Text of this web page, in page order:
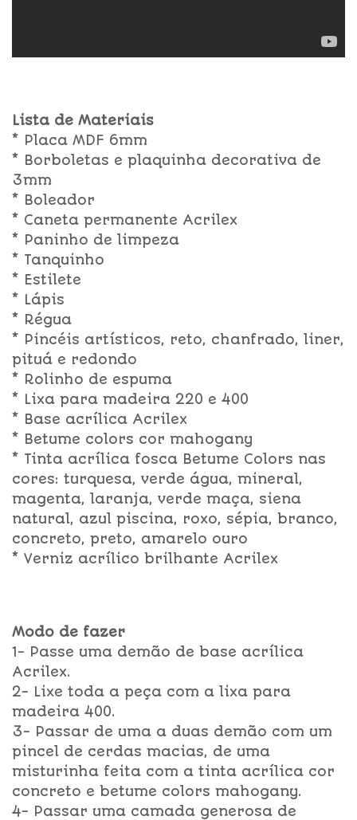
Lista de Materiais
* Placa MDF 6mm
* Borboletas e plaquinha decorativa de
3mm
* Boleador
* Caneta permanente Acrilex
* Paninho de limpeza
* Tanquinho
* Estilete
* Lápis
* Régua
* Pincéis artísticos, reto, chanfrado, liner,
pituá e redondo
* Rolinho de espuma
* Lixa para madeira 220 e 400
* Base acrílica Acrilex
* Betume colors cor mahogany
* Tinta acrílica fosca Betume Colors nas
cores: turquesa, verde água, mineral,
magenta, laranja, verde maça, siena
natural, azul piscina, roxo, sépia, branco,
concreto, preto, amarelo ouro
* Verniz acrílico brilhante Acrilex
Modo de fazer
1- Passe uma demão de base acrílica
Acrilex.
2- Lixe toda a peça com a lixa para
madeira 400.
3- Passar de uma a duas demão com um
pincel de cerdas macias, de uma
misturinha feita com a tinta acrílica cor
concreto e betume colors mahogany.
4- Passar uma camada generosa de